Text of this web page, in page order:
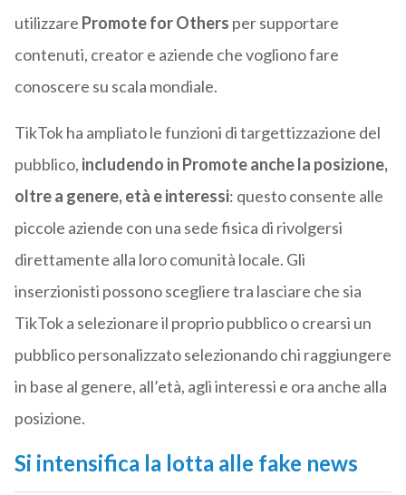
utilizzare Promote for Others per supportare
contenuti, creator e aziende che vogliono fare
conoscere su scala mondiale.
TikTok ha ampliato le funzioni di targettizzazione del
pubblico, includendo in Promote anche la posizione,
oltre a genere, età e interessi: questo consente alle
piccole aziende con una sede fisica di rivolgersi
direttamente alla loro comunità locale. Gli
inserzionisti possono scegliere tra lasciare che sia
TikTok a selezionare il proprio pubblico o crearsi un
pubblico personalizzato selezionando chi raggiungere
in base al genere, all’età, agli interessi e ora anche alla
posizione.
Si intensifica la lotta alle fake news